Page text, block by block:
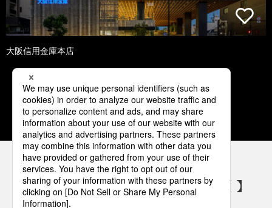
大阪信用金庫本店
1 2 3 4 5
パナソニックの電気設備 SNSアカウント